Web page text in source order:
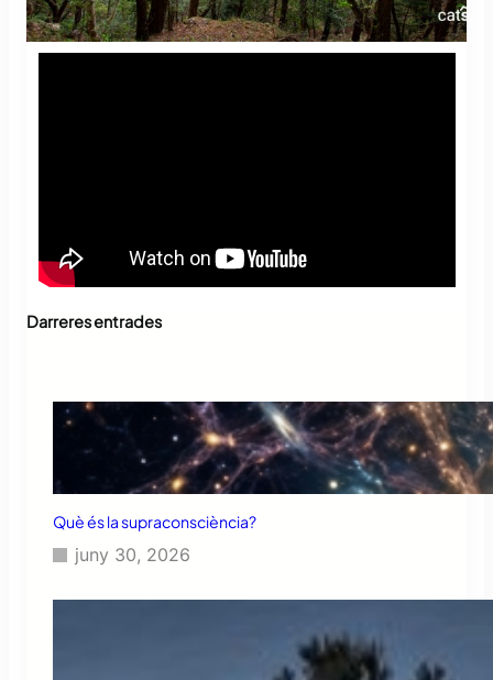
Darreres entrades
Què és la supraconsciència?
juny 30, 2026